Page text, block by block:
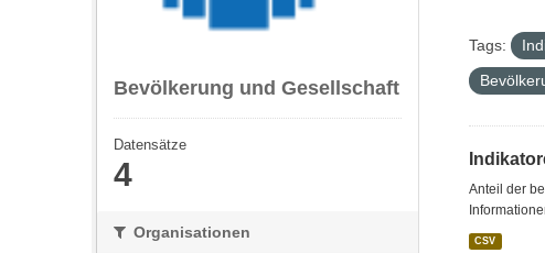
Bevölkerung und Gesellschaft
Datensätze
4
Organisationen
Tags:
Anteil der
CSV